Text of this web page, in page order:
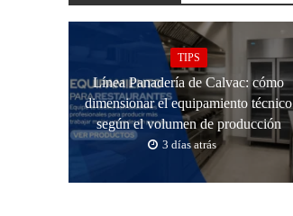
TIPS
Línea Panadería de Calvac: cómo
dimensionar el equipamiento técnico
según el volumen de producción
3 días atrás